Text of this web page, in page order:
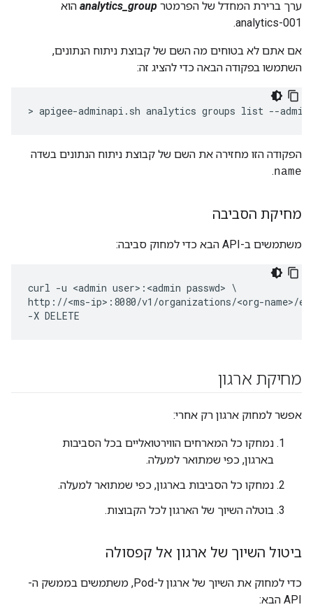
ערך ברירת המחדל של הפרמטר analytics_group הוא
analytics-001.
אם אתם לא בטוחים מה השם של קבוצת ניתוח הנתונים,
השתמשו בפקודה הבאה כדי להציג זה:
> apigee-adminapi.sh analytics groups list --
הפקודה הזו מחזירה את השם של קבוצת ניתוח הנתונים בשדה
name
.
מחיקת הסביבה
משתמשים ב-API הבא כדי למחוק סביבה:
curl -u <admin user>:<admin passwd> \
http://<ms-ip>:8080/v1/organizations/<org-name>/
-X DELETE
מחיקת ארגון
אפשר למחוק ארגון רק אחרי:
נמחקו כל המארחים הווירטואליים בכל הסביבות
בארגון, כפי שמתואר למעלה.
נמחקו כל הסביבות בארגון, כפי שמתואר למעלה.
בוטלה השיוך של הארגון לכל הקבוצות.
ביטול השיוך של ארגון אל קפסולה
כדי למחוק את השיוך של ארגון ל-Pod, משתמשים בממשק ה-
API הבא: